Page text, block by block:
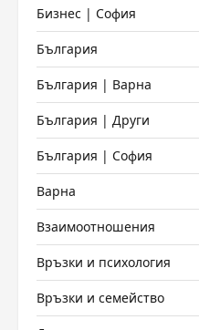
Бизнес | София
България
България | Варна
България | Други
България | София
Варна
Взаимоотношения
Връзки и психология
Връзки и семейство